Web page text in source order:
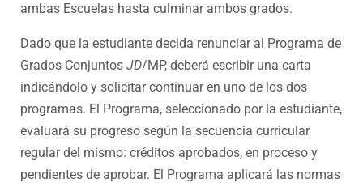
ambas Escuelas hasta culminar ambos grados.
Dado que la estudiante decida renunciar al Programa de
Grados Conjuntos JD/MP, deberá escribir una carta
indicándolo y solicitar continuar en uno de los dos
programas. El Programa, seleccionado por la estudiante,
evaluará su progreso según la secuencia curricular
regular del mismo: créditos aprobados, en proceso y
pendientes de aprobar. El Programa aplicará las normas